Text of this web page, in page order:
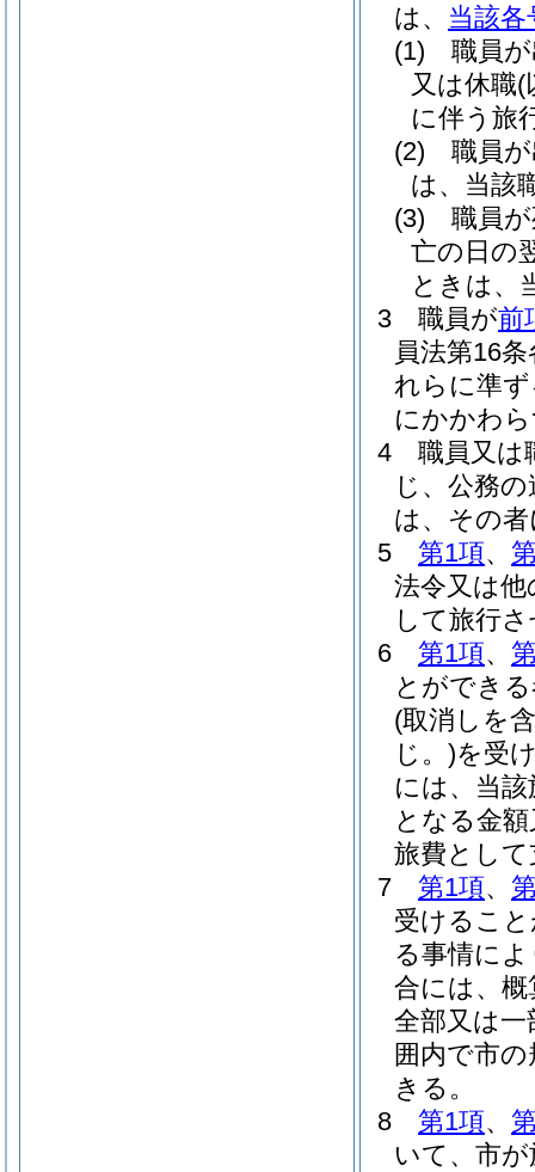
は、 当該各
(1)
職員
又は休職(
に伴う旅
(2)
職員
は、当該
(3)
職員
亡の日の
ときは、
3
職員が前
員法第16
れらに準
にかかわ
4
職員又は
じ、公務
は、その
5
第1項、
法令又は
して旅行
6
第1項、
とができ
(取消しを
じ。)を受
には、当
となる金
旅費とし
7
第1項、
受けるこ
る事情に
合には、
全部又は
囲内で市
きる。
8
第1項、
いて、市